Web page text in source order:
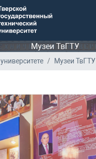
Музеи ТвГТУ
Музеи ТвГТУ